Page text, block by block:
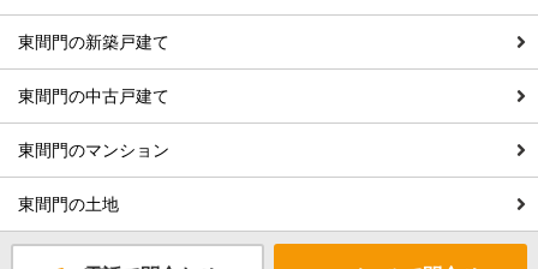
東間門の新築戸建て
東間門の中古戸建て
東間門のマンション
東間門の土地